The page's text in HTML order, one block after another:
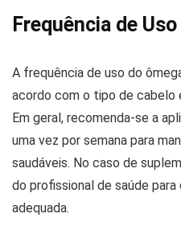
Frequência de Uso
A frequência de uso do
acordo com o tipo de cabelo
Em geral, recomenda-se a
uma vez por semana para
saudáveis. No caso de
do profissional de saúde
adequada.